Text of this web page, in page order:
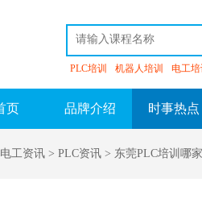
PLC培训 机器人培训 电工培
页 品牌介绍 时事热点
工资讯 > PLC资讯 > 东莞PLC培训哪